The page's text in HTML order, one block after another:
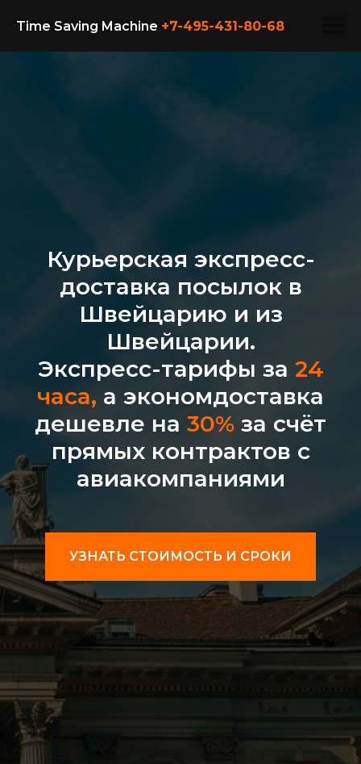
Time Saving Machine +7-495-431-80-68
Курьерская экспресс-
доставка посылок в
Швейцарию и из
Швейцарии.
Экспресс-тарифы за 24
часа, а экономдоставка
дешевле на 30% за счёт
прямых контрактов с
авиакомпаниями
УЗНАТЬ СТОИМОСТЬ И СРОКИ